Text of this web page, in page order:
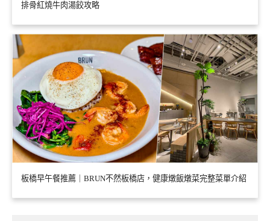
排骨紅燒牛肉湯餃攻略
板橋早午餐推薦｜BRUN不然板橋店，健康燉飯燉菜完整菜單介紹